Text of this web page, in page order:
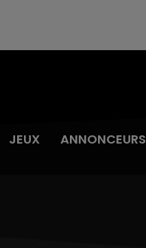
JEUX ANNONCEURS